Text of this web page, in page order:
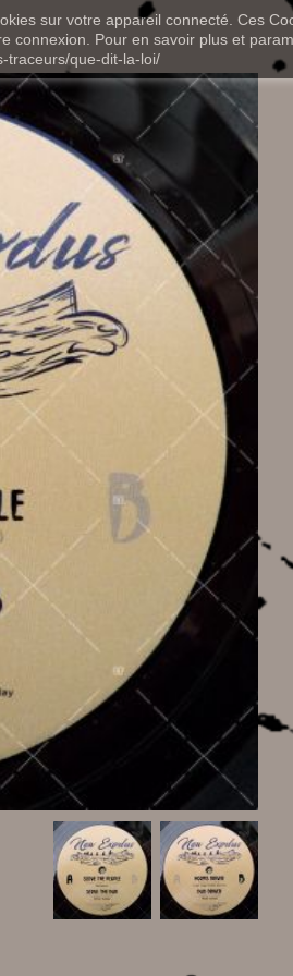
sur votre appareil connecté. Ces
Pour en savoir plus et
traceurs/que-dit-la-loi/